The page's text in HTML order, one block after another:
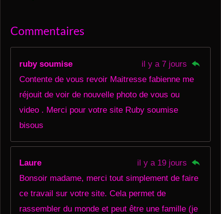
Commentaires
ruby soumise
il y a 7 jours
Contente de vous revoir Maitresse fabienne me
réjouit de voir de nouvelle photo de vous ou
video . Merci pour votre site Ruby soumise
bisous
Laure
il y a 19 jours
Bonsoir madame, merci tout simplement de faire
ce travail sur votre site. Cela permet de
rassembler du monde et peut être une famille (je